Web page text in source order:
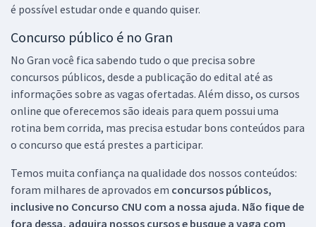
é possível estudar onde e quando quiser.
Concurso público é no Gran
No Gran você fica sabendo tudo o que precisa sobre
concursos públicos, desde a publicação do edital até as
informações sobre as vagas ofertadas. Além disso, os cursos
online que oferecemos são ideais para quem possui uma
rotina bem corrida, mas precisa estudar bons conteúdos para
o concurso que está prestes a participar.
Temos muita confiança na qualidade dos nossos conteúdos:
foram milhares de aprovados em concursos públicos,
inclusive no Concurso CNU com a nossa ajuda. Não fique de
fora dessa, adquira nossos cursos e busque a vaga com